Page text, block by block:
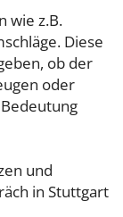
wie z.B.
Diese
ob der
oder
und
in Stuttgart